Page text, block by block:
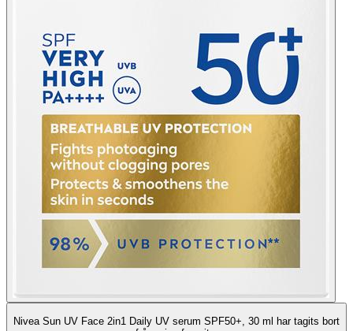
Nivea Sun UV Face 2in1 Daily UV serum SPF50+, 30 ml har tagits bort